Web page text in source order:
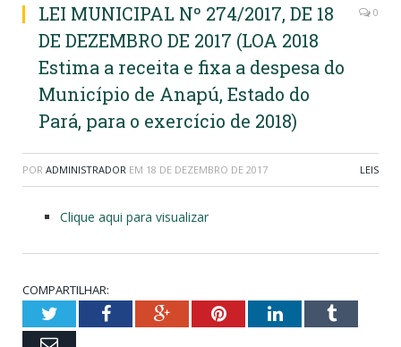
LEI MUNICIPAL Nº 274/2017, DE 18
DE DEZEMBRO DE 2017 (LOA 2018
Estima a receita e fixa a despesa do
Município de Anapú, Estado do
Pará, para o exercício de 2018)
0
POR ADMINISTRADOR EM 18 DE DEZEMBRO DE 2017 LEIS
Clique aqui para visualizar
COMPARTILHAR:
TwitterFacebookGoogle+PinterestLinkedInTumblr
Email